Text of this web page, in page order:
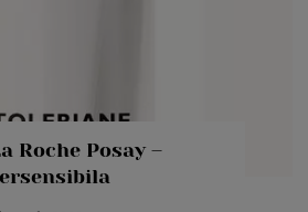
Roche Posay –